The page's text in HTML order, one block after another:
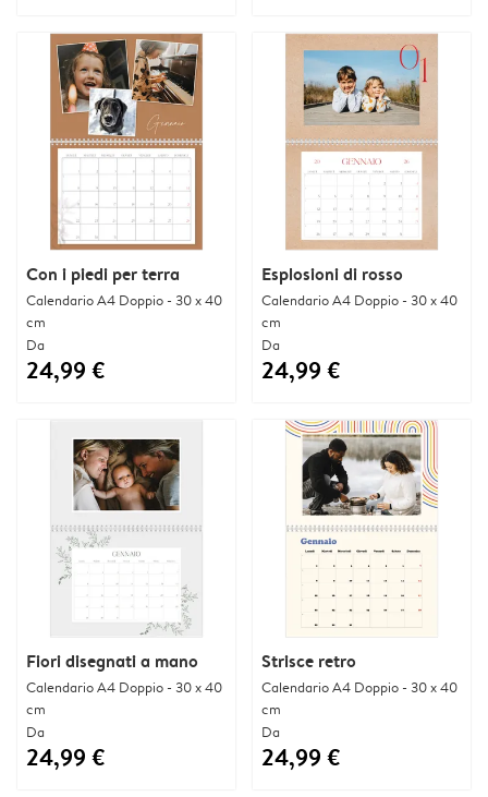
Con i piedi per terra
Calendario A4 Doppio - 30 x 40
cm
Da
24,99 €
Esplosioni di rosso
Calendario A4 Doppio - 30 x 40
cm
Da
24,99 €
Fiori disegnati a mano
Calendario A4 Doppio - 30 x 40
cm
Da
24,99 €
Strisce retro
Calendario A4 Doppio - 30 x 40
cm
Da
24,99 €